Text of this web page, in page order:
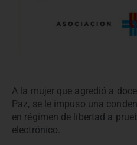
A la mujer que agredió a
Paz, se le impuso una
en régimen de libertad a
electrónico.